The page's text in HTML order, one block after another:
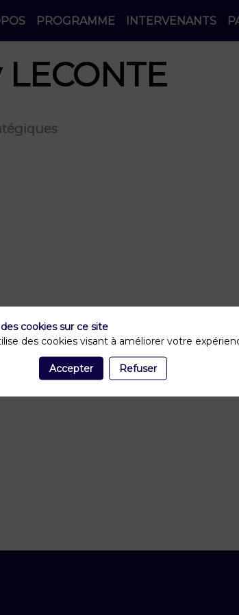
PROGRAMME INTERVENANTS
LECONTE
cookies sur ce site
des cookies visant à améliorer votre
Accepter Refuser